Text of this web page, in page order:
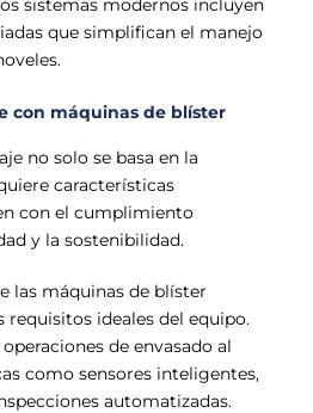
sistemas modernos incluyen
que simplifican el manejo
con máquinas de blíster
no solo se basa en la
características
con el cumplimiento
y la sostenibilidad.
las máquinas de blíster
ideales del equipo.
de envasado al
como sensores inteligentes,
automatizadas.